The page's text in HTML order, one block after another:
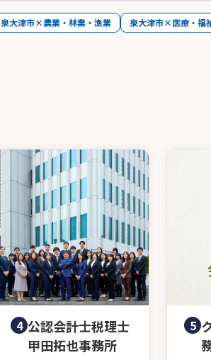
泉大津市×農業・林業・漁業 泉大津市×医療・福
4 公認会計士税理士
甲田拓也事務所
5